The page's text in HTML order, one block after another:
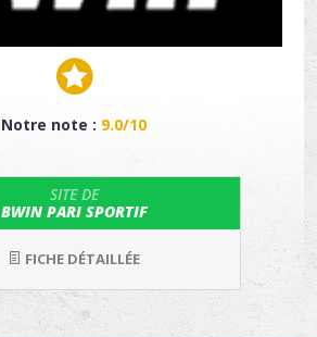
Notre note : 9.0/10
SITE DE
BWIN PARI SPORTIF
FICHE DÉTAILLÉE